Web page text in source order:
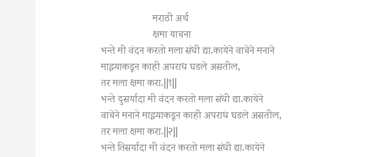
मराठी अर्थ
क्षमा याचना
भन्ते मी वंदन करतो मला संधी द्या.कायेने वाचेने मनाने
माझ्याकडून काही अपराध घडले असतील,
तर मला क्षमा करा.||१||
भन्ते दुसर्यादा मी वंदन करतो मला संधी द्या.कायेने
वाचेने मनाने माझ्याकडून काही अपराध घडले असतील,
तर मला क्षमा करा.||२||
भन्ते तिसर्यादा मी वंदन करतो मला संधी द्या.कायेने